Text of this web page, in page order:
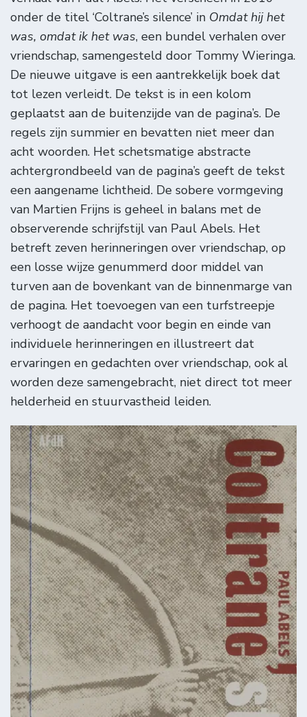
onder de titel ‘Coltrane’s silence’ in Omdat hij het
was, omdat ik het was, een bundel verhalen over
vriendschap, samengesteld door Tommy Wieringa.
De nieuwe uitgave is een aantrekkelijk boek dat
tot lezen verleidt. De tekst is in een kolom
geplaatst aan de buitenzijde van de pagina’s. De
regels zijn summier en bevatten niet meer dan
acht woorden. Het schetsmatige abstracte
achtergrondbeeld van de pagina’s geeft de tekst
een aangename lichtheid. De sobere vormgeving
van Martien Frijns is geheel in balans met de
observerende schrijfstijl van Paul Abels. Het
betreft zeven herinneringen over vriendschap, op
een losse wijze genummerd door middel van
turven aan de bovenkant van de binnenmarge van
de pagina. Het toevoegen van een turfstreepje
verhoogt de aandacht voor begin en einde van
individuele herinneringen en illustreert dat
ervaringen en gedachten over vriendschap, ook al
worden deze samengebracht, niet direct tot meer
helderheid en stuurvastheid leiden.